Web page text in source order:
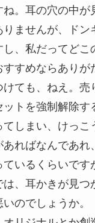
。耳の穴の中が
りませんが、ドン
、私だってどこ
すすめならありが
ても、ねえ。売
ットを強制解除す
しまい、けっこ
ればなんであれ
ているくらいです
は、耳かきが見つ
のでしょうか。